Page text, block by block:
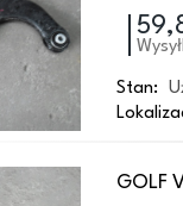
Stan:
GOLF